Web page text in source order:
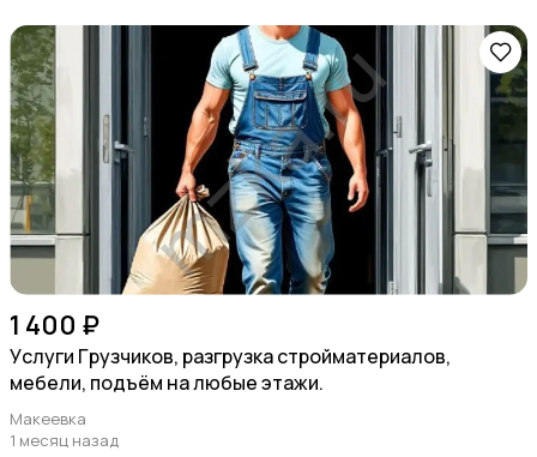
1 400 ₽
Уcлуги Гpузчиков, pазгрузка стpоймaтеpиалoв,
мебели, подъём на любые этажи.
Макеевка
1 месяц назад